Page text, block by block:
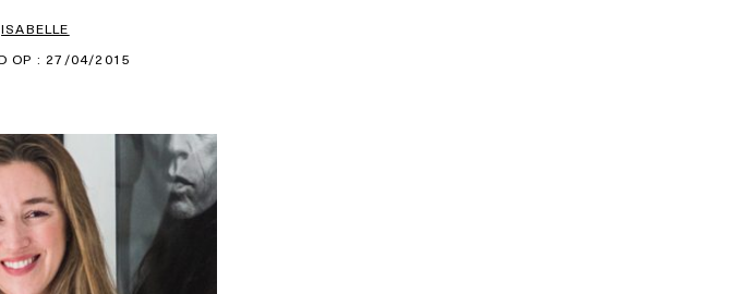
ISABELLE
OP : 27/04/2015